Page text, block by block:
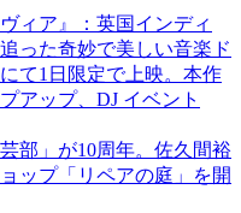
ィア』：英国インディ
った奇妙で美しい音楽ド
て1日限定で上映。本作
アップ、DJ イベント
部」が10周年。佐久間裕
ップ「リペアの庭」を開